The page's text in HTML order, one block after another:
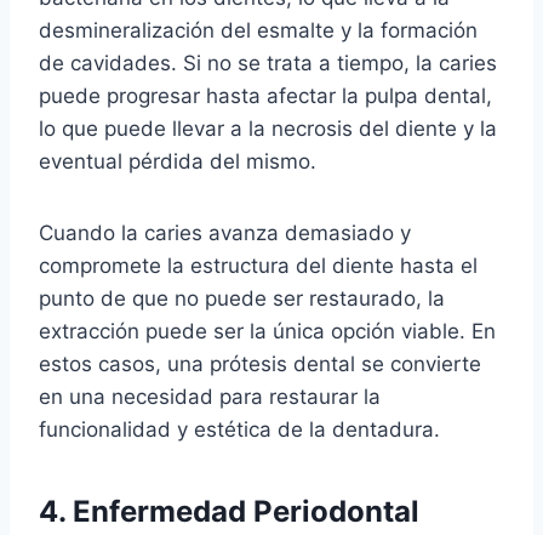
desmineralización del esmalte y la formación
de cavidades. Si no se trata a tiempo, la caries
puede progresar hasta afectar la pulpa dental,
lo que puede llevar a la necrosis del diente y la
eventual pérdida del mismo.
Cuando la caries avanza demasiado y
compromete la estructura del diente hasta el
punto de que no puede ser restaurado, la
extracción puede ser la única opción viable. En
estos casos, una prótesis dental se convierte
en una necesidad para restaurar la
funcionalidad y estética de la dentadura.
4. Enfermedad Periodontal